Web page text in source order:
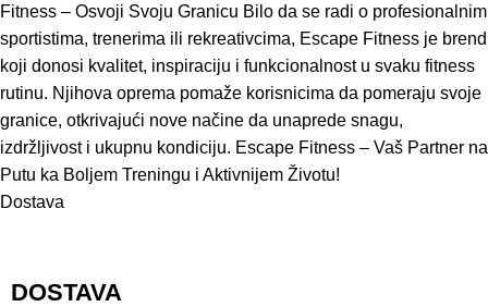
Fitness – Osvoji Svoju Granicu Bilo da se radi o profesionalnim
sportistima, trenerima ili rekreativcima, Escape Fitness je brend
koji donosi kvalitet, inspiraciju i funkcionalnost u svaku fitness
rutinu. Njihova oprema pomaže korisnicima da pomeraju svoje
granice, otkrivajući nove načine da unaprede snagu,
izdržljivost i ukupnu kondiciju. Escape Fitness – Vaš Partner na
Putu ka Boljem Treningu i Aktivnijem Životu!
Dostava
DOSTAVA